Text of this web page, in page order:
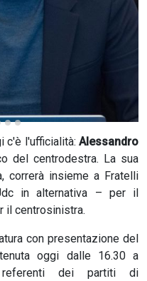
c'è l'ufficialità: Alessandro
del centrodestra. La sua
correrà insieme a Fratelli
in alternativa – per il
il centrosinistra.
con presentazione del
oggi dalle 16.30 a
referenti dei partiti di